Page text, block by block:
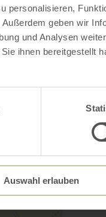
personalisieren,
geben wir
und Analysen
ihnen bereitgestellt
Auswahl erlauben